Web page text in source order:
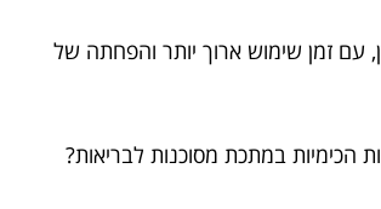
עם זמן שימוש ארוך יותר והפחתה של